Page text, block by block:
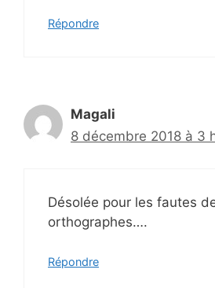
Répondre
Magali
8 décembre 2018 à 3
Désolée pour les fautes
orthographes….
Répondre